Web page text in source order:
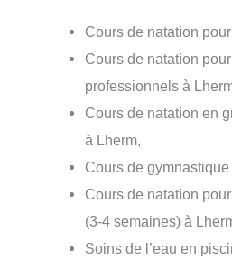
Cours de natation
Cours de natation
professionnels à
Cours de natation en
à Lherm,
Cours de
Cours de natation
(3-4 semaines) à
Soins de l’eau en